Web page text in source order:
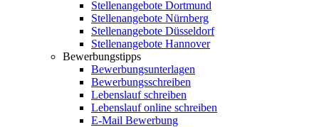
Stellenangebote Dortmund
Stellenangebote Nürnberg
Stellenangebote Düsseldorf
Stellenangebote Hannover
Bewerbungstipps
Bewerbungsunterlagen
Bewerbungsschreiben
Lebenslauf schreiben
Lebenslauf online schreiben
E-Mail Bewerbung